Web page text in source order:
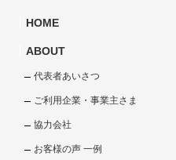
HOME
ABOUT
代表者あいさつ
ご利用企業・事業主さま
協力会社
お客様の声 一例